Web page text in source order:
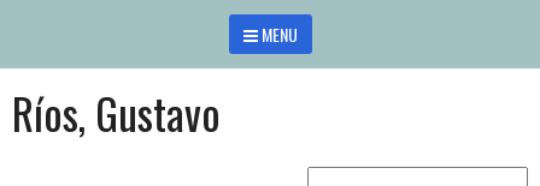
contenido
MENU
Ríos, Gustavo